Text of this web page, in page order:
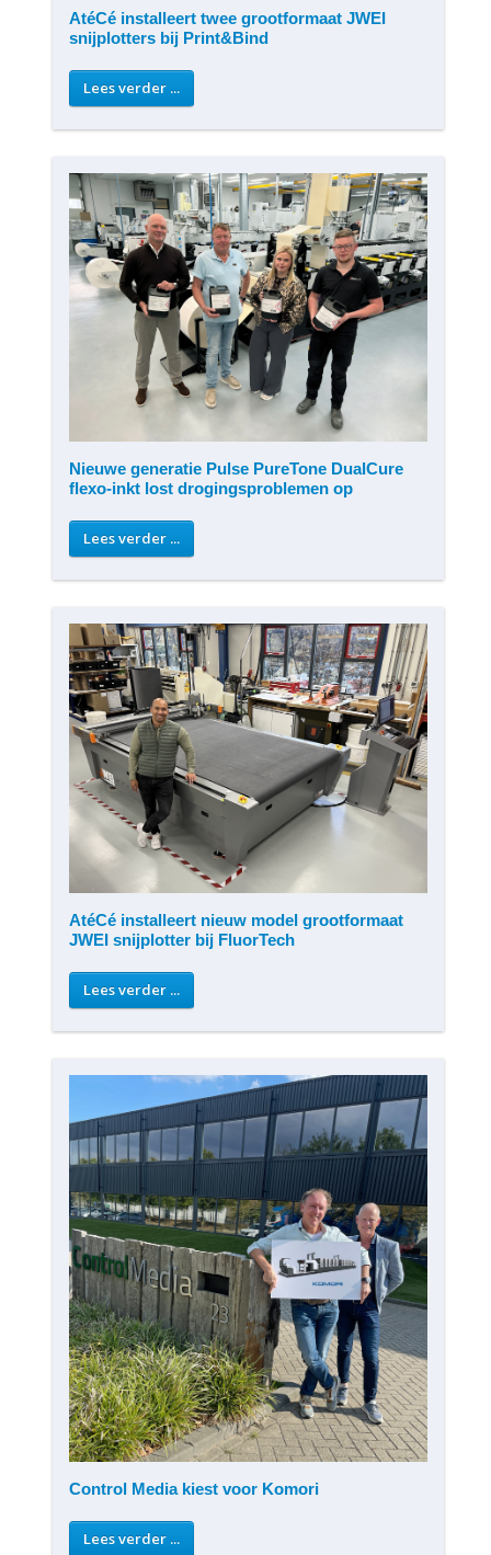
AtéCé installeert twee grootformaat JWEI
snijplotters bij Print&Bind
Lees verder ...
Nieuwe generatie Pulse PureTone DualCure
flexo-inkt lost drogingsproblemen op
Lees verder ...
AtéCé installeert nieuw model grootformaat
JWEI snijplotter bij FluorTech
Lees verder ...
Control Media kiest voor Komori
Lees verder ...